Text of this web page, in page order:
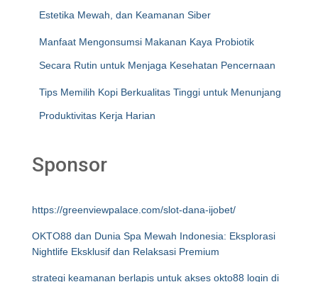
Estetika Mewah, dan Keamanan Siber
Manfaat Mengonsumsi Makanan Kaya Probiotik
Secara Rutin untuk Menjaga Kesehatan Pencernaan
Tips Memilih Kopi Berkualitas Tinggi untuk Menunjang
Produktivitas Kerja Harian
Sponsor
https://greenviewpalace.com/slot-dana-ijobet/
OKTO88 dan Dunia Spa Mewah Indonesia: Eksplorasi
Nightlife Eksklusif dan Relaksasi Premium
strategi keamanan berlapis untuk akses okto88 login di